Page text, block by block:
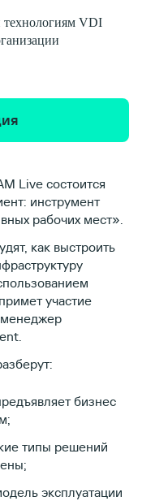
VDI
Live состоится
инструмент
рабочих мест».
как выстроить
участие
бизнес
типы решений
эксплуатации